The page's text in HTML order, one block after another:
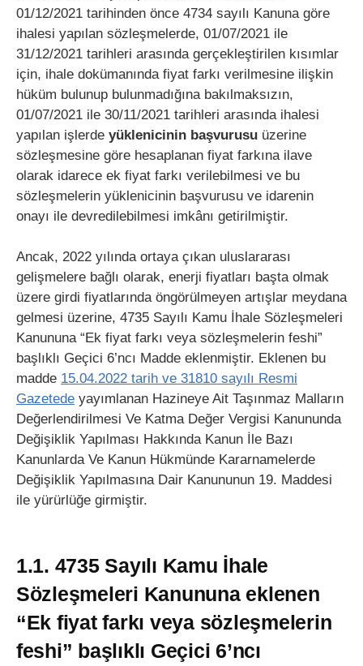
01/12/2021 tarihinden önce 4734 sayılı Kanuna göre
ihalesi yapılan sözleşmelerde, 01/07/2021 ile
31/12/2021 tarihleri arasında gerçekleştirilen kısımlar
için, ihale dokümanında fiyat farkı verilmesine ilişkin
hüküm bulunup bulunmadığına bakılmaksızın,
01/07/2021 ile 30/11/2021 tarihleri arasında ihalesi
yapılan işlerde yüklenicinin başvurusu üzerine
sözleşmesine göre hesaplanan fiyat farkına ilave
olarak idarece ek fiyat farkı verilebilmesi ve bu
sözleşmelerin yüklenicinin başvurusu ve idarenin
onayı ile devredilebilmesi imkânı getirilmiştir.
Ancak, 2022 yılında ortaya çıkan uluslararası
gelişmelere bağlı olarak, enerji fiyatları başta olmak
üzere girdi fiyatlarında öngörülmeyen artışlar meydana
gelmesi üzerine, 4735 Sayılı Kamu İhale Sözleşmeleri
Kanununa “Ek fiyat farkı veya sözleşmelerin feshi”
başlıklı Geçici 6’ncı Madde eklenmiştir. Eklenen bu
madde 15.04.2022 tarih ve 31810 sayılı Resmi
Gazetede yayımlanan Hazineye Ait Taşınmaz Malların
Değerlendirilmesi Ve Katma Değer Vergisi Kanununda
Değişiklik Yapılması Hakkında Kanun İle Bazı
Kanunlarda Ve Kanun Hükmünde Kararnamelerde
Değişiklik Yapılmasına Dair Kanununun 19. Maddesi
ile yürürlüğe girmiştir.
1.1. 4735 Sayılı Kamu İhale
Sözleşmeleri Kanununa eklenen
“Ek fiyat farkı veya sözleşmelerin
feshi” başlıklı Geçici 6’ncı